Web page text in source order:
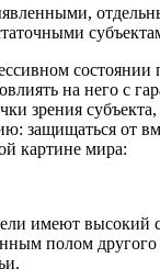
на него с
зрения
защищаться от
картине мира:
имеют высокий
полом